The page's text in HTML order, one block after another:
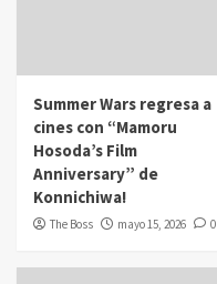
Summer Wars regresa a
cines con “Mamoru
Hosoda’s Film
Anniversary” de
Konnichiwa!
The Boss mayo 15, 2026 0